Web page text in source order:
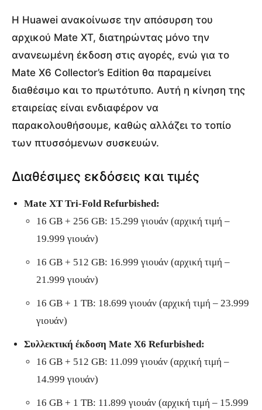
Η Huawei ανακοίνωσε την απόσυρση του
αρχικού Mate XT, διατηρώντας μόνο την
ανανεωμένη έκδοση στις αγορές, ενώ για το
Mate X6 Collector’s Edition θα παραμείνει
διαθέσιμο και το πρωτότυπο. Αυτή η κίνηση της
εταιρείας είναι ενδιαφέρον να
παρακολουθήσουμε, καθώς αλλάζει το τοπίο
των πτυσσόμενων συσκευών.
Διαθέσιμες εκδόσεις και τιμές
Mate XT Tri-Fold Refurbished:
16 GB + 256 GB: 15.299 γιουάν (αρχική τιμή –
19.999 γιουάν)
16 GB + 512 GB: 16.999 γιουάν (αρχική τιμή –
21.999 γιουάν)
16 GB + 1 TB: 18.699 γιουάν (αρχική τιμή – 23.999
γιουάν)
Συλλεκτική έκδοση Mate X6 Refurbished:
16 GB + 512 GB: 11.099 γιουάν (αρχική τιμή –
14.999 γιουάν)
16 GB + 1 TB: 11.899 γιουάν (αρχική τιμή – 15.999